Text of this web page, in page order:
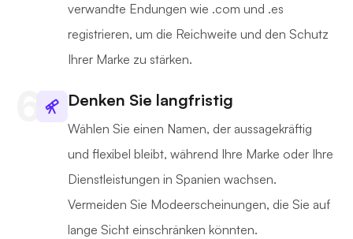
verwandte Endungen wie .com und .es
registrieren, um die Reichweite und den Schutz
Ihrer Marke zu stärken.
Denken Sie langfristig
Wählen Sie einen Namen, der aussagekräftig
und flexibel bleibt, während Ihre Marke oder Ihre
Dienstleistungen in Spanien wachsen.
Vermeiden Sie Modeerscheinungen, die Sie auf
lange Sicht einschränken könnten.